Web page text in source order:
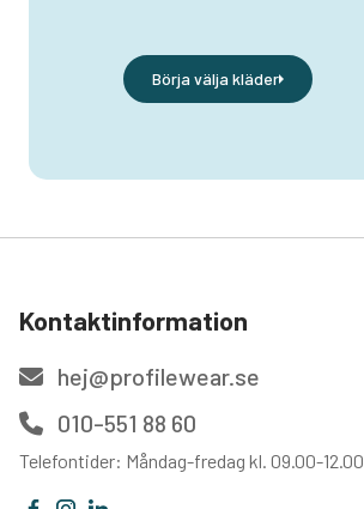
Börja välja kläder
Kontaktinformation
hej@profilewear.se
010-551 88 60
Telefontider: Måndag-fredag kl. 09.00-12.00